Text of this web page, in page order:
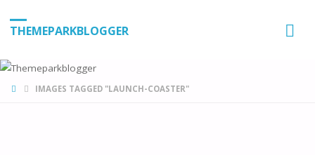
THEMEPARKBLOGGER
HOMEIMAGES TAGGED "LAUNCH-COASTER"